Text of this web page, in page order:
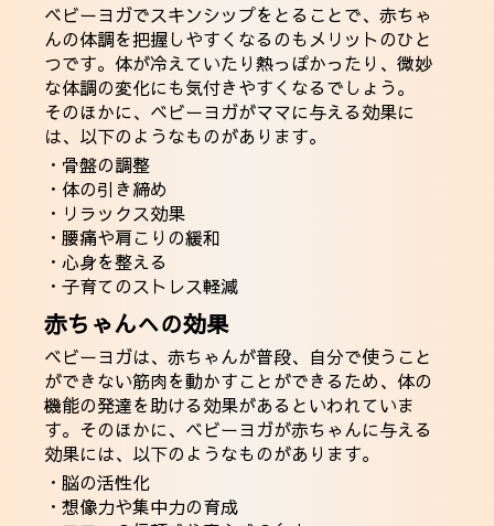
ベビーヨガでスキンシップをとることで、赤ちゃ
んの体調を把握しやすくなるのもメリットのひと
つです。体が冷えていたり熱っぽかったり、微妙
な体調の変化にも気付きやすくなるでしょう。
そのほかに、ベビーヨガがママに与える効果に
は、以下のようなものがあります。
・骨盤の調整
・体の引き締め
・リラックス効果
・腰痛や肩こりの緩和
・心身を整える
・子育てのストレス軽減
赤ちゃんへの効果
ベビーヨガは、赤ちゃんが普段、自分で使うこと
ができない筋肉を動かすことができるため、体の
機能の発達を助ける効果があるといわれていま
す。そのほかに、ベビーヨガが赤ちゃんに与える
効果には、以下のようなものがあります。
・脳の活性化
・想像力や集中力の育成